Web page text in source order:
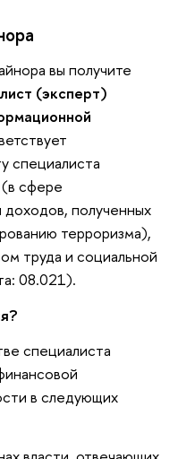
вы получите
(эксперт)
специалиста
сфере
доходов, полученных
терроризма),
труда и социальной
08.021).
специалиста
в следующих